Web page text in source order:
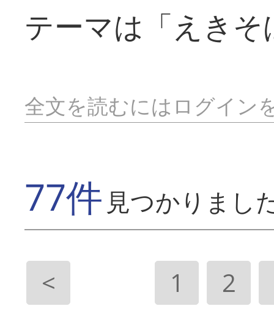
テーマは「えきそ
全文を読むにはログイン
77件 見つかりまし
< 1 2